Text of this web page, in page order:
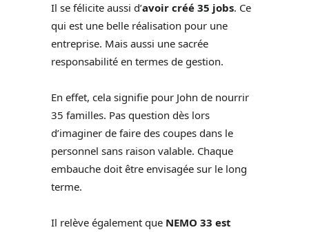
Il se félicite aussi d’avoir créé 35 jobs. Ce
qui est une belle réalisation pour une
entreprise. Mais aussi une sacrée
responsabilité en termes de gestion.
En effet, cela signifie pour John de nourrir
35 familles. Pas question dès lors
d’imaginer de faire des coupes dans le
personnel sans raison valable. Chaque
embauche doit être envisagée sur le long
terme.
Il relève également que NEMO 33 est